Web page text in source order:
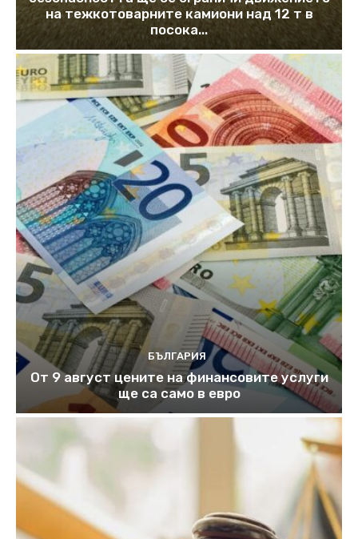
на тежкотоварните камиони над 12 т в
посока...
БЪЛГАРИЯ
От 9 август цените на финансовите услуги
ще са само в евро